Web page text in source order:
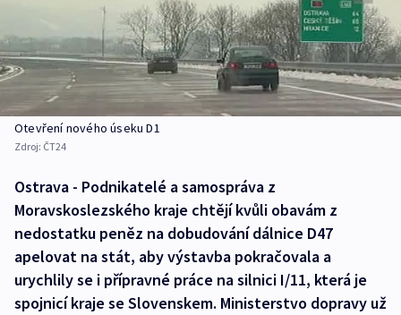
Otevření nového úseku D1
Zdroj: ČT24
Ostrava - Podnikatelé a samospráva z
Moravskoslezského kraje chtějí kvůli obavám z
nedostatku peněz na dobudování dálnice D47
apelovat na stát, aby výstavba pokračovala a
urychlily se i přípravné práce na silnici I/11, která je
spojnicí kraje se Slovenskem. Ministerstvo dopravy už